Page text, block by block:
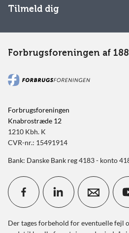
Tilmeld dig
Forbrugsforeningen af
Forbrugsforeningen
Knabrostræde 12
1210 Kbh. K
CVR-nr.: 15491914
Bank: Danske Bank reg 4183 - konto
Der tages forbehold for eventuelle fejl